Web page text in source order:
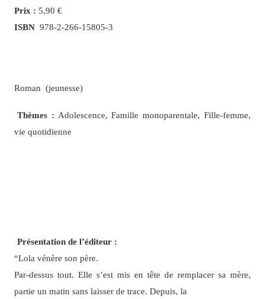
Prix : 5,90 €
ISBN 978-2-266-15805-3
Roman (jeunesse)
Thèmes : Adolescence, Famille monoparentale, Fille-femme,
vie quotidienne
Présentation de l’éditeur :
“Lola vénère son père.
Par-dessus tout. Elle s’est mis en tête de remplacer sa mère,
partie un matin sans laisser de trace. Depuis, la